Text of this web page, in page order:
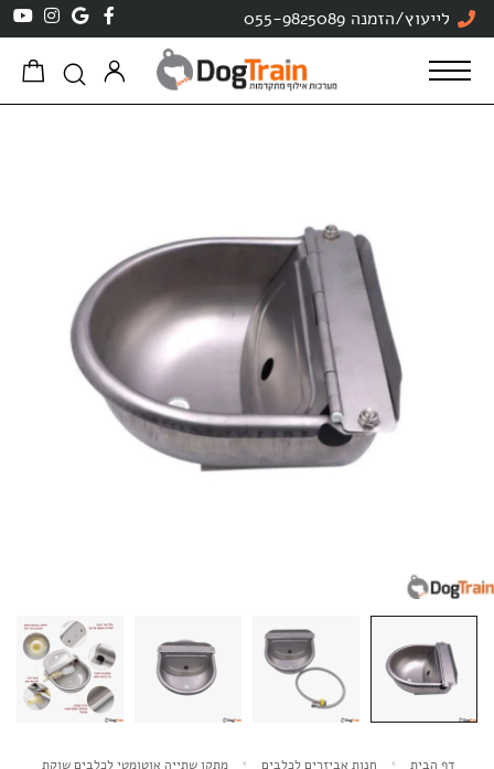
לייעוץ/הזמנה 055-9825089
דף הבית חנות אביזרים לכלבים
מתקן שתייה אוטומטי לכלבים שוקת